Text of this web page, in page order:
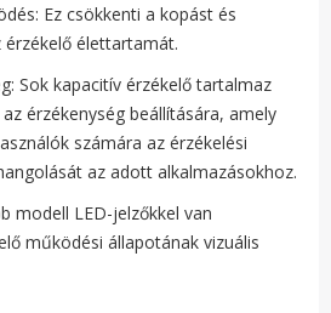
Ez csökkenti a kopást és
élettartamát.
Sok kapacitív érzékelő tartalmaz
érzékenység beállítására, amely
számára az érzékelési
az adott alkalmazásokhoz.
modell LED-jelzőkkel van
működési állapotának vizuális